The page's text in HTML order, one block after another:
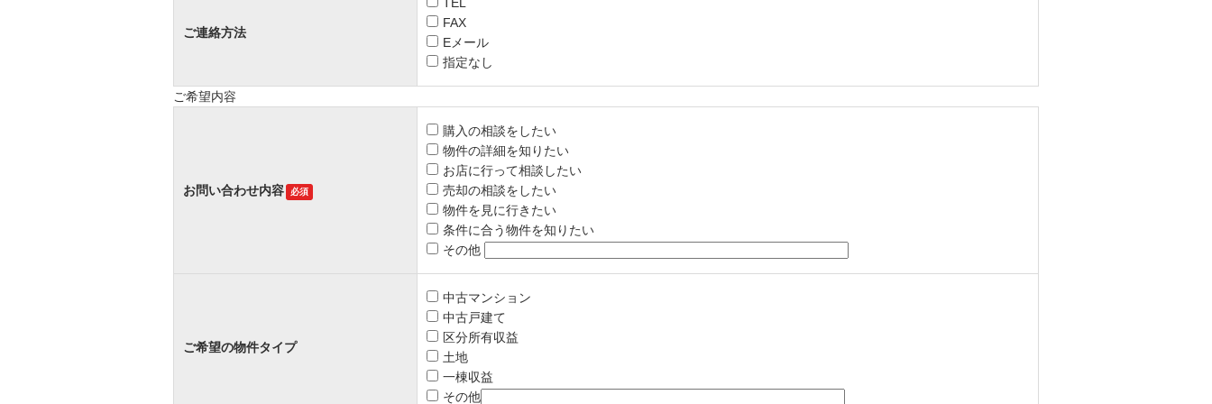
ご連絡方法
TEL
FAX
Eメール
指定なし
ご希望内容
お問い合わせ内容 必須
購入の相談をしたい
物件の詳細を知りたい
お店に行って相談したい
売却の相談をしたい
物件を見に行きたい
条件に合う物件を知りたい
その他
ご希望の物件タイプ
中古マンション
中古戸建て
区分所有収益
土地
一棟収益
その他